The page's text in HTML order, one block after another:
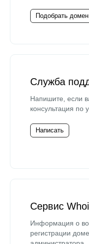
Подобрать домен
Служба
Напишите, если
консультация по
Написать
Сервис
Информация о
регистрации